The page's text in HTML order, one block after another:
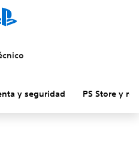
y seguridad PS Store y